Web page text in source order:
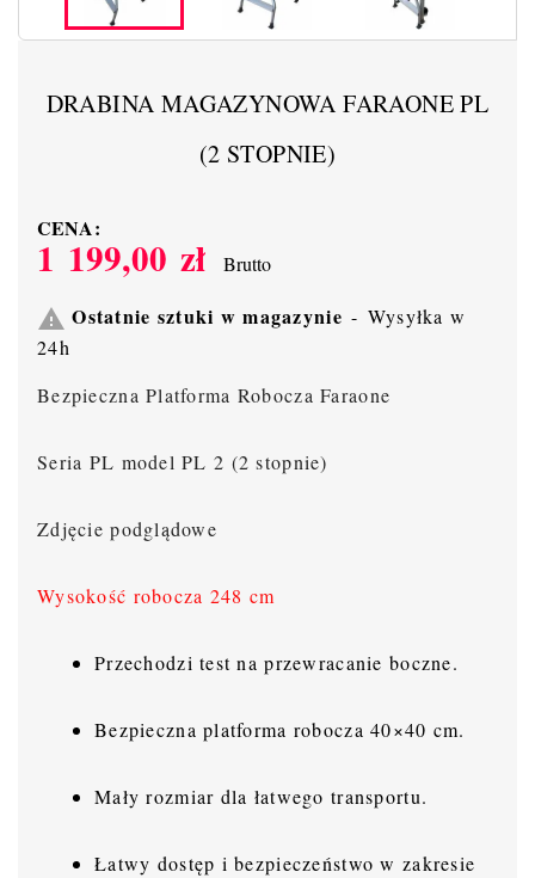
DRABINA MAGAZYNOWA FARAONE PL
(2 STOPNIE)
CENA:
1 199,00 zł Brutto
 Ostatnie sztuki w magazynie
Wysyłka w
24h
Bezpieczna Platforma Robocza Faraone
Seria PL model PL 2 (2 stopnie)
Zdjęcie podglądowe
Wysokość robocza 248 cm
Przechodzi test na przewracanie boczne.
Bezpieczna platforma robocza 40×40 cm.
Mały rozmiar dla łatwego transportu.
Łatwy dostęp i bezpieczeństwo w zakresie